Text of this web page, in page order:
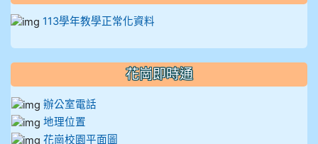
113學年教學正常化資料
花崗即時通
辦公室電話
地理位置
花崗校園平面圖